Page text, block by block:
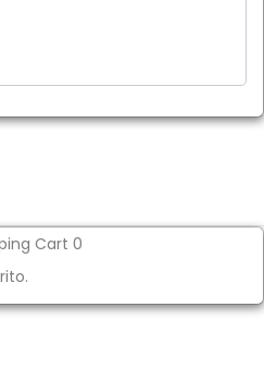
Cart 0